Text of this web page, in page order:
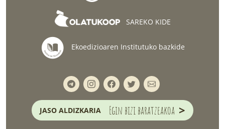
SAREKO KIDE
Ekoedizioaren Institutuko bazkide
JASO ALDIZKARIA Egin bizi baratzeakoa >